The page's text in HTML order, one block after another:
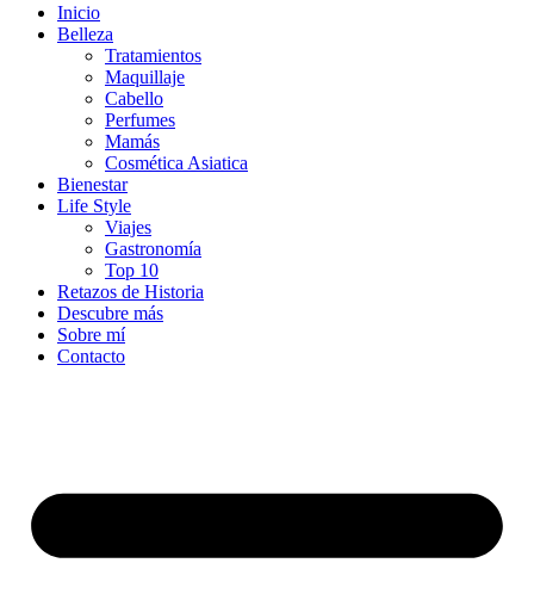
Inicio
Belleza
Tratamientos
Maquillaje
Cabello
Perfumes
Mamás
Cosmética Asiatica
Bienestar
Life Style
Viajes
Gastronomía
Top 10
Retazos de Historia
Descubre más
Sobre mí
Contacto